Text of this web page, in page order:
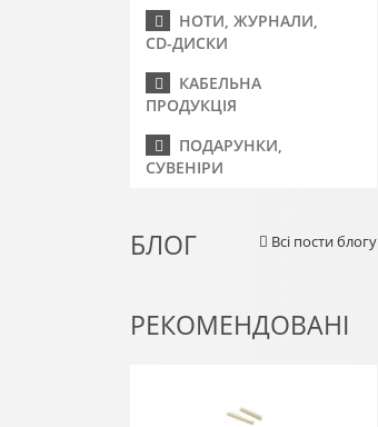
НОТИ, ЖУРНАЛИ,
CD-ДИСКИ
КАБЕЛЬНА
ПРОДУКЦІЯ
ПОДАРУНКИ,
СУВЕНІРИ
БЛОГ Всі пости блогу
РЕКОМЕНДОВАНІ